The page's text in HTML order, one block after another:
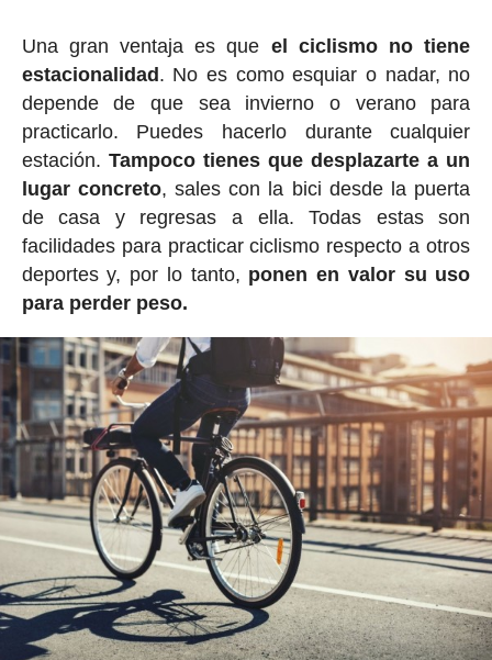
Una gran ventaja es que el ciclismo no tiene
estacionalidad . No es como esquiar o nadar, no
depende de que sea invierno o verano para
practicarlo. Puedes hacerlo durante cualquier
estación. Tampoco tienes que desplazarte a un
lugar concreto, sales con la bici desde la puerta
de casa y regresas a ella. Todas estas son
facilidades para practicar ciclismo respecto a otros
deportes y, por lo tanto, ponen en valor su uso
para perder peso.